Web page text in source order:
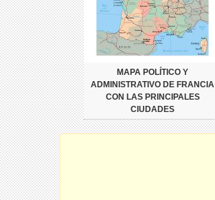
MAPA POLÍTICO Y
ADMINISTRATIVO DE FRANCIA
CON LAS PRINCIPALES
CIUDADES